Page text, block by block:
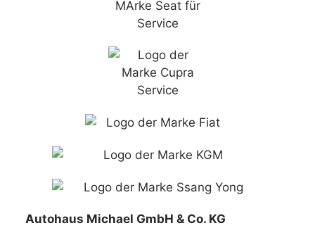
Autohaus Michael GmbH & Co. KG